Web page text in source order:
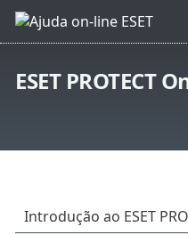
ESET PROTECT